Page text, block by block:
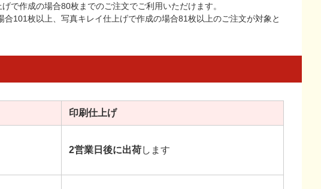
で作成の場合80枚までのご注文でご利用いただけます。
101枚以上、写真キレイ仕上げで作成の場合81枚以上のご注文が対象と
印刷仕上げ
2営業日後に出荷します